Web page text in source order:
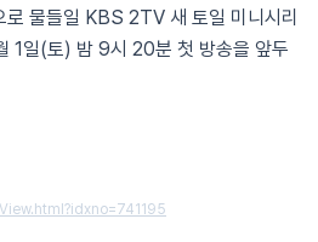
로 물들일 KBS 2TV 새 토일 미니시리
1일(토) 밤 9시 20분 첫 방송을 앞두